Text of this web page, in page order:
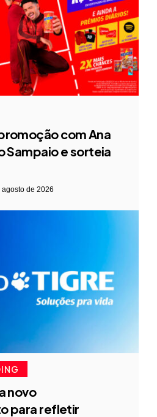
com Ana
Sampaio e sorteia
agosto de 2026
novo
para refletir